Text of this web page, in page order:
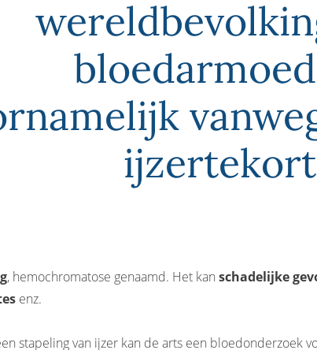
, hemochromatose genaamd. Het kan schadelijke
enz.
stapeling van ijzer kan de arts een bloedonderzoek